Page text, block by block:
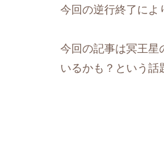
今回の逆行終了によ
今回の記事は冥王星
いるかも？という話